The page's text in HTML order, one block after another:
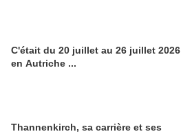
C'était du 20 juillet au 26 juillet 2026
en Autriche ...
Thannenkirch, sa carrière et ses